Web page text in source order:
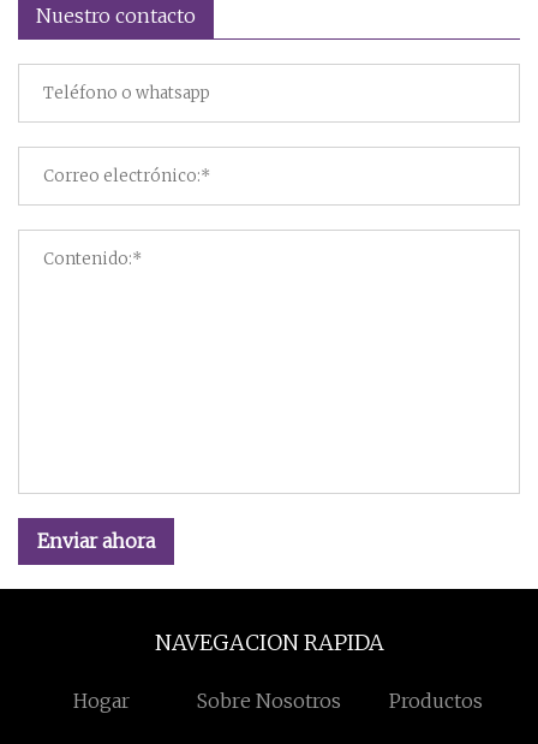
Nuestro contacto
Enviar ahora
NAVEGACION RAPIDA
Hogar Sobre Nosotros Productos